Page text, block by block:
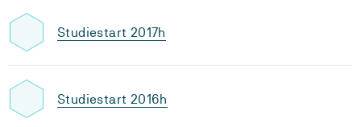
Studiestart 2017h
Studiestart 2016h